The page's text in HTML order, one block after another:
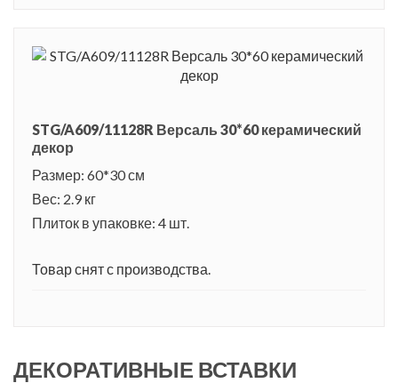
STG/A609/11128R Версаль 30*60 керамический
декор
Размер: 60*30 см
Вес: 2.9 кг
Плиток в упаковке: 4 шт.
Товар снят с производства.
ДЕКОРАТИВНЫЕ ВСТАВКИ